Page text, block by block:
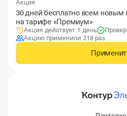
Акция
30 дней бесплатно всем новым
на тарифе «Премиум»
Акция действует 1 день
Акцию применили 218 раз